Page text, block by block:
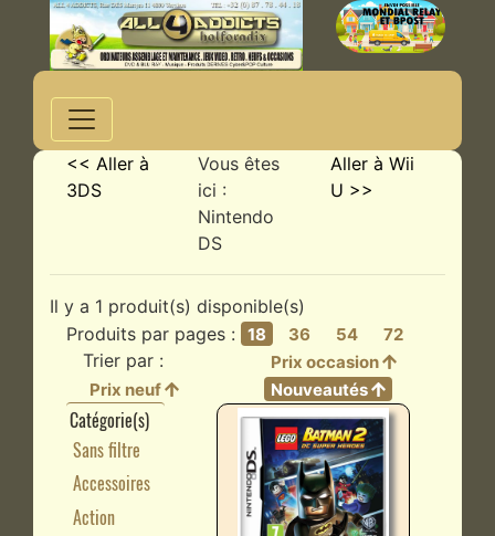
<< Aller à
3DS
Vous êtes
ici :
Nintendo
DS
Aller à Wii
U >>
Il y a 1 produit(s) disponible(s)
Produits par pages :
18 36 54 72
Trier par :
Prix occasion
Prix neuf
Nouveautés
Catégorie(s)
Sans filtre
Accessoires
Action